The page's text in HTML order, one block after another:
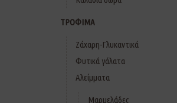
ΤΡΟΦΙΜΑ
Ζάχαρη-Γλυκαντικά
Φυτικά γάλατα
Αλείμματα
Μαρμελάδες